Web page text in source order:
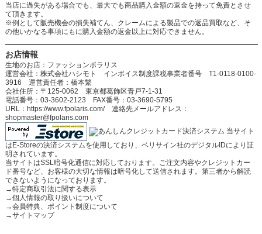
当店に過失がある場合でも、最大でも商品購入金額の返金を持って免責とさせ
て頂きます。
※例として販売機会の損失補てん、クレームによる製品での返品買取など、そ
の他いかなる事項にもに購入金額の返金以上に対応できません。
お店情報
生地のお店：ファッションポラリス
運営会社：株式会社ハシモト インボイス制度課税事業者番号 T1-0118-0100-
3916 運営責任者：橋本繁
会社住所：〒125-0062 東京都葛飾区青戸7-1-31
電話番号：03-3602-2123 FAX番号：03-3690-5795
URL：https://www.fpolaris.com/ 連絡先メールアドレス：
shopmaster@fpolaris.com
当サイト
はE-Storeの決済システムを使用しており、ベリサイン社のデジタルIDにより証
明されています。
当サイトはSSL暗号化通信に対応しております。ご注文内容やクレジットカー
ド番号など、お客様の大切な情報は暗号化して送信されます。第三者から解読
できないようになっております。
→特定商取引法に関する表示
→個人情報の取り扱いについて
→会員特典、ポイント制度について
→サイトマップ